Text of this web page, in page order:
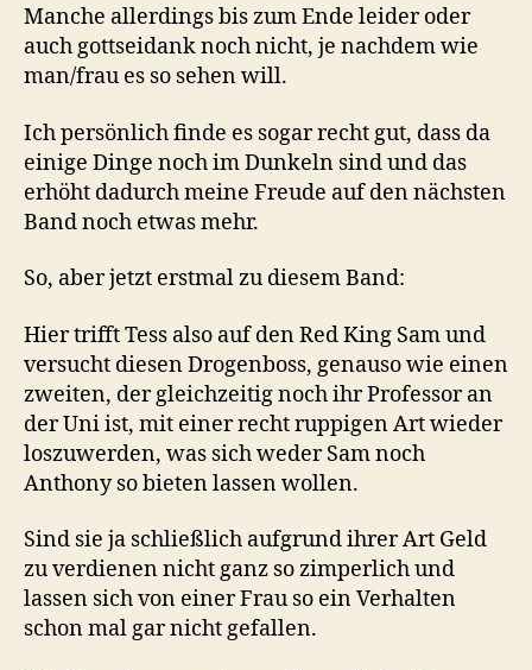
Manche allerdings bis zum Ende leider oder
auch gottseidank noch nicht, je nachdem wie
man/frau es so sehen will.
Ich persönlich finde es sogar recht gut, dass da
einige Dinge noch im Dunkeln sind und das
erhöht dadurch meine Freude auf den nächsten
Band noch etwas mehr.
So, aber jetzt erstmal zu diesem Band:
Hier trifft Tess also auf den Red King Sam und
versucht diesen Drogenboss, genauso wie einen
zweiten, der gleichzeitig noch ihr Professor an
der Uni ist, mit einer recht ruppigen Art wieder
loszuwerden, was sich weder Sam noch
Anthony so bieten lassen wollen.
Sind sie ja schließlich aufgrund ihrer Art Geld
zu verdienen nicht ganz so zimperlich und
lassen sich von einer Frau so ein Verhalten
schon mal gar nicht gefallen.